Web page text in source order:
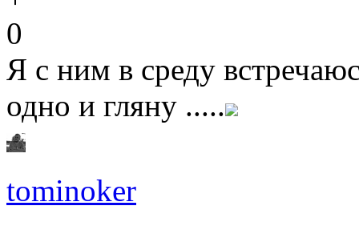
0
Я с ним в среду
одно и гляну .....
tominoker